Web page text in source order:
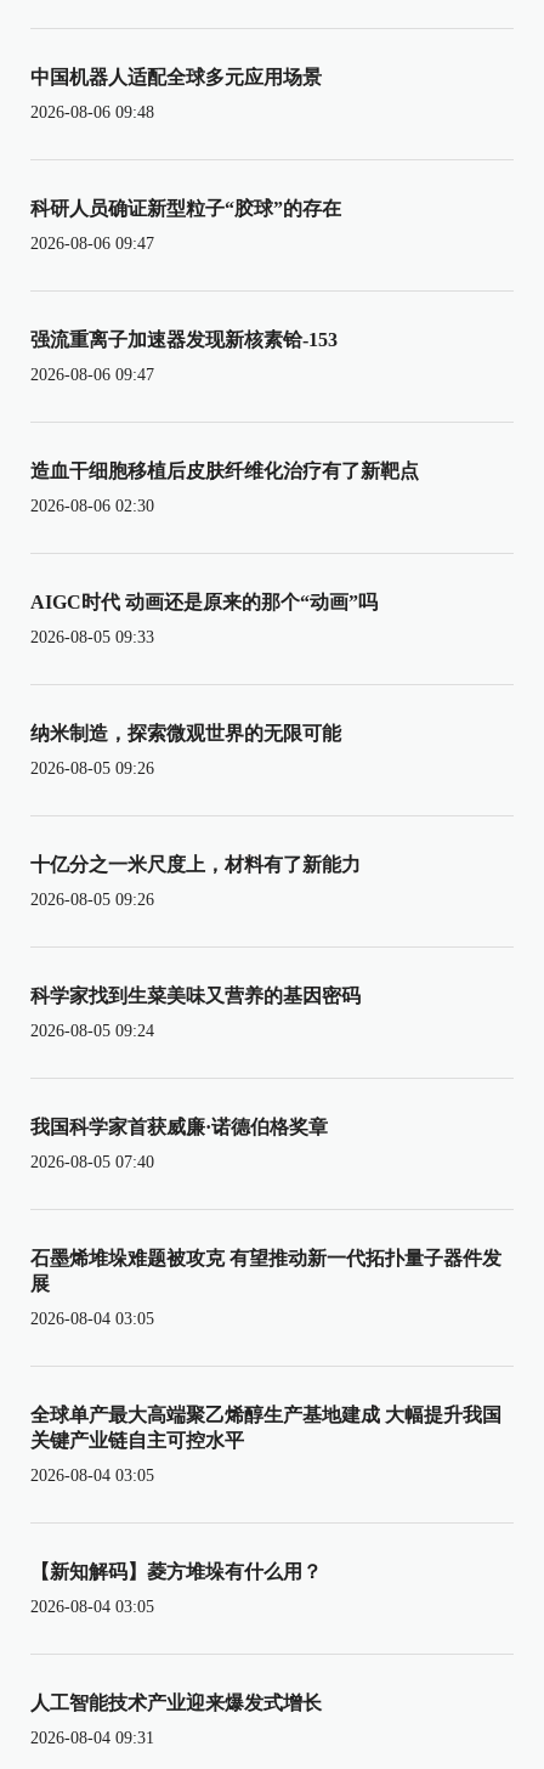
中国机器人适配全球多元应用场景
2026-08-06 09:48
科研人员确证新型粒子“胶球”的存在
2026-08-06 09:47
强流重离子加速器发现新核素铪-153
2026-08-06 09:47
造血干细胞移植后皮肤纤维化治疗有了新靶点
2026-08-06 02:30
AIGC时代 动画还是原来的那个“动画”吗
2026-08-05 09:33
纳米制造，探索微观世界的无限可能
2026-08-05 09:26
十亿分之一米尺度上，材料有了新能力
2026-08-05 09:26
科学家找到生菜美味又营养的基因密码
2026-08-05 09:24
我国科学家首获威廉·诺德伯格奖章
2026-08-05 07:40
石墨烯堆垛难题被攻克 有望推动新一代拓扑量子器件发
展
2026-08-04 03:05
全球单产最大高端聚乙烯醇生产基地建成 大幅提升我国
关键产业链自主可控水平
2026-08-04 03:05
【新知解码】菱方堆垛有什么用？
2026-08-04 03:05
人工智能技术产业迎来爆发式增长
2026-08-04 09:31